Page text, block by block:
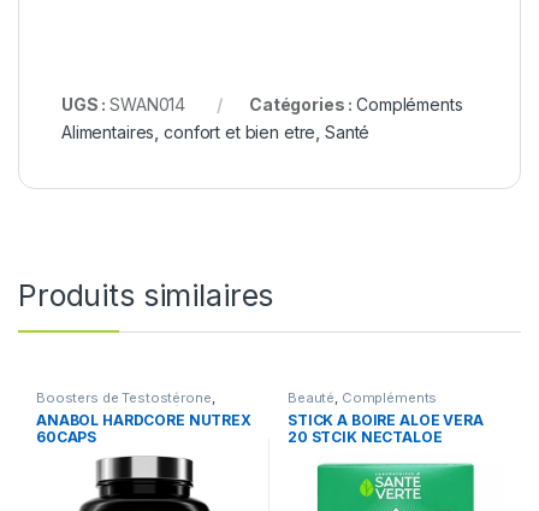
UGS :SWAN014 Catégories :Compléments
Alimentaires ,confort et bien etre Santé
Produits similaires
Boosters de Testostérone,
Boosters de Testostérone,
Compléments Alimentaires
Nutrition sportive
ANABOL HARDCORE NUTREX
60CAPS
Beauté, Compléments
Alimentaires
STICK A BOIRE ALOE VERA
20 STCIK NECTALOE